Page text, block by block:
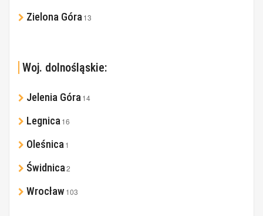
Zielona Góra13
Woj. dolnośląskie:
Jelenia Góra14
Legnica16
Oleśnica1
Świdnica2
Wrocław 103